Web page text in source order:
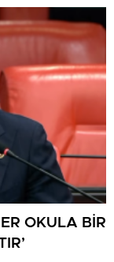
OKULA BİR